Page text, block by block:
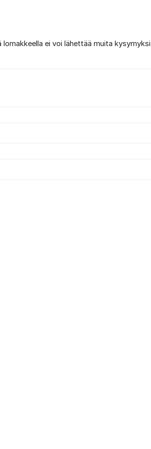
ei voi lähettää muita